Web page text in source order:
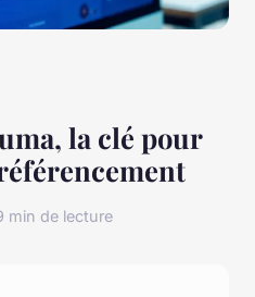
la clé pour
min de lecture